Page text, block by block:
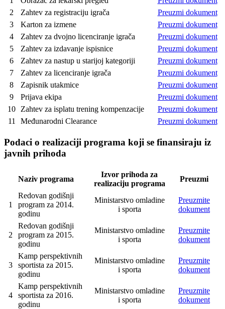
2
Zahtev za registraciju igrača
Preuzmi dokument
3
Karton za izmene
Preuzmi dokument
4
Zahtev za dvojno licenciranje igrača
Preuzmi dokument
5
Zahtev za izdavanje ispisnice
Preuzmi dokument
6
Zahtev za nastup u starijoj kategoriji
Preuzmi dokument
7
Zahtev za licenciranje igrača
Preuzmi dokument
8
Zapisnik utakmice
Preuzmi dokument
9
Prijava ekipa
Preuzmi dokument
10 Zahtev za isplatu trening kompenzacije
Preuzmi dokument
11
Međunarodni Clearance Preuzmi dokument
Podaci o realizaciji programa koji se finansiraju iz
javnih prihoda
Naziv programa
Izvor prihoda za
realizaciju programa
Preuzmi
1
Redovan godišnji
program za 2014.
godinu
Ministarstvo omladine
i sporta
Preuzmite
dokument
2
Redovan godišnji
program za 2015.
godinu
Ministarstvo omladine
i sporta
Preuzmite
dokument
3
Kamp perspektivnih
sportista za 2015.
godinu
Ministarstvo omladine
i sporta
Preuzmite
dokument
4
Kamp perspektivnih
sportista za 2016.
godinu
Ministarstvo omladine
i sporta
Preuzmite
dokument